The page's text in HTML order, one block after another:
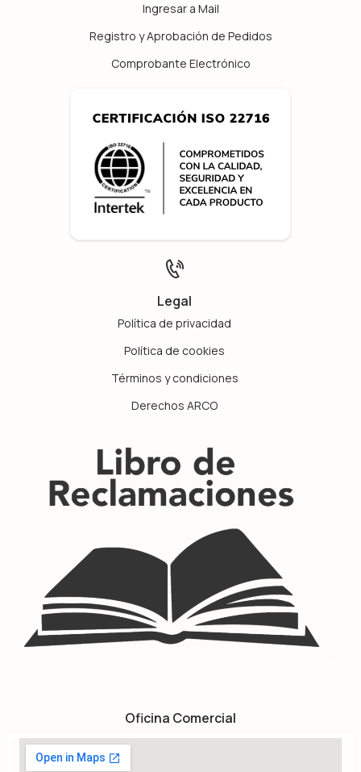
Ingresar a Mail
Registro y Aprobación de Pedidos
Comprobante Electrónico
Legal
Política de privacidad
Política de cookies
Términos y condiciones
Derechos ARCO
Oficina Comercial